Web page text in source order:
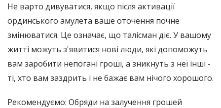
Не варто дивуватися, якщо після активації
ординського амулета ваше оточення почне
змінюватися. Це означає, що талісман діє. У вашому
житті можуть з'явитися нові люди, які допоможуть
вам заробити непогані гроші, а зникнуть з неї інші -
ті, хто вам заздрить і не бажає вам нічого хорошого.
Рекомендуємо: Обряди на залучення грошей